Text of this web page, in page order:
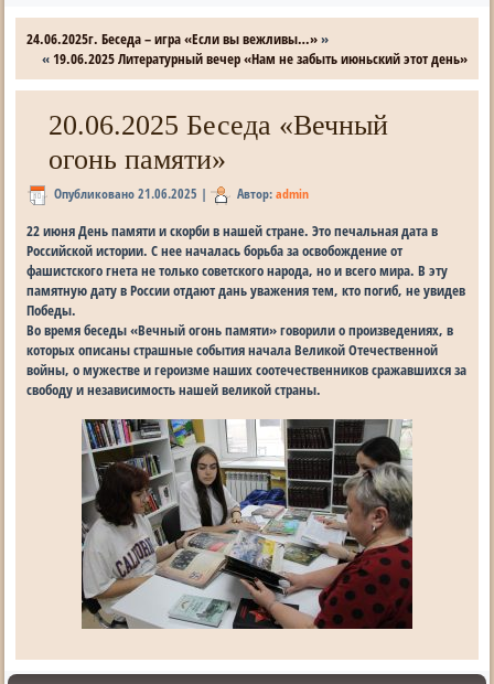
24.06.2025г. Беседа – игра «Если вы вежливы…»»
«19.06.2025 Литературный вечер «Нам не забыть июньский этот день»
20.06.2025 Беседа «Вечный
огонь памяти»
Опубликовано 21.06.2025 | Автор: admin
22 июня День памяти и скорби в нашей стране. Это печальная дата в
Российской истории. С нее началась борьба за освобождение от
фашистского гнета не только советского народа, но и всего мира. В эту
памятную дату в России отдают дань уважения тем, кто погиб, не увидев
Победы.
Во время беседы «Вечный огонь памяти» говорили о произведениях, в
которых описаны страшные события начала Великой Отечественной
войны, о мужестве и героизме наших соотечественников сражавшихся за
свободу и независимость нашей великой страны.